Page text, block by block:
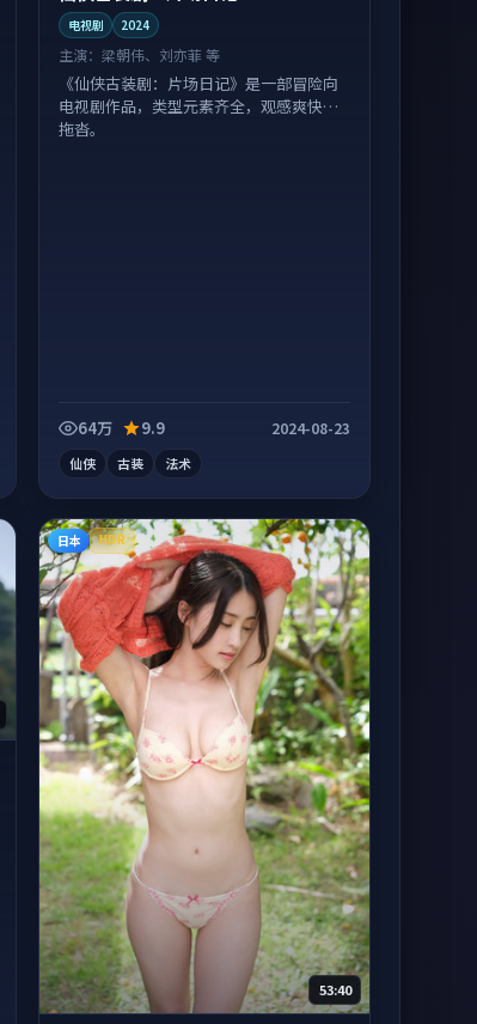
电视剧 2024
主演：梁朝伟、刘亦菲 等
《仙侠古装剧：片场日记》是一部冒险向
电视剧作品，类型元素齐全，观感爽快不
拖沓。
64万 9.9 2024-08-23
仙侠 古装 法术
日本 HDR
53:40